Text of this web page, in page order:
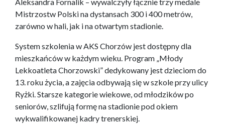
Mistrzostw Polski na dystansach 300 i 400 metrów,
zarówno w hali, jak i na otwartym stadionie.
System szkolenia w AKS Chorzów jest dostępny dla
mieszkańców w każdym wieku. Program „Młody
Lekkoatleta Chorzowski” dedykowany jest dzieciom do
13. roku życia, a zajęcia odbywają się w szkole przy ulicy
Ryżki. Starsze kategorie wiekowe, od młodzików po
seniorów, szlifują formę na stadionie pod okiem
wykwalifikowanej kadry trenerskiej.